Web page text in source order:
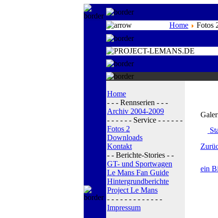
Home Fotos
Home
- - - Rennserien - - -
Archiv 2004-2009
- - - - - - Service - - - - - -
Fotos 2
Downloads
Kontakt
- - Berichte-Stories - -
GT- und Sportwagen
Le Mans Fan Guide
Hintergrundberichte
Project Le Mans
- - - - - - - - - - - - -
Impressum
ein